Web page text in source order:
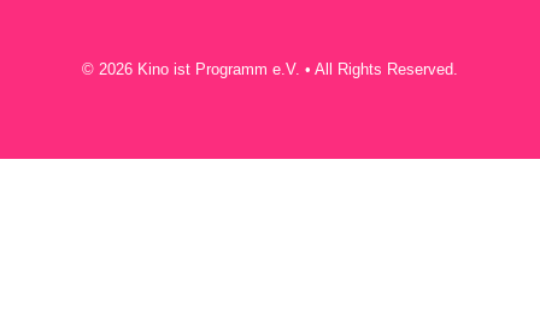
© 2026 Kino ist Programm e.V. • All Rights Reserved.